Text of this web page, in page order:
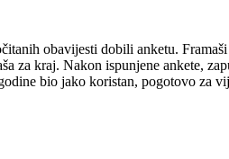
obavijesti dobili anketu.
za kraj. Nakon ispunjene ankete,
bio jako koristan, pogotovo za